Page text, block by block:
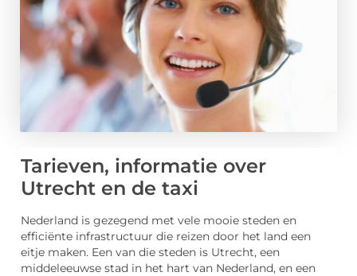
Tarieven, informatie over
Utrecht en de taxi
Nederland is gezegend met vele mooie steden en
efficiënte infrastructuur die reizen door het land een
eitje maken. Een van die steden is Utrecht, een
middeleeuwse stad in het hart van Nederland, en een